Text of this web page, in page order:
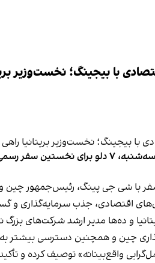
با بیجینگ؛ نخست‌وزیر
۲۰۱۸ به چین به شمار می‌رود.
سفر با شی جی پینگ، رئیس‌جمهور چین
اقتصادی، جذب سرمایه‌گذاری و
و ده‌ها مدیر ارشد شرکت‌های بزرگ
چین و همچنین دسترسی
واقع‌بینانه» توصیف کرده و